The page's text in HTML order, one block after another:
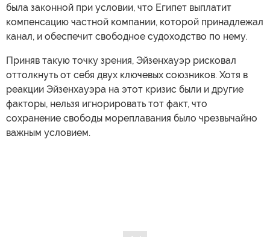
была законной при условии, что Египет выплатит
компенсацию частной компании, которой принадлежал
канал, и обеспечит свободное судоходство по нему.
Приняв такую точку зрения, Эйзенхауэр рисковал
оттолкнуть от себя двух ключевых союзников. Хотя в
реакции Эйзенхауэра на этот кризис были и другие
факторы, нельзя игнорировать тот факт, что
сохранение свободы мореплавания было чрезвычайно
важным условием.